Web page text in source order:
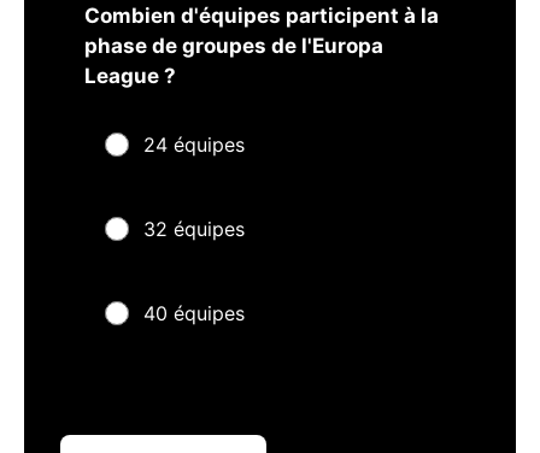
Combien d'équipes participent à la
phase de groupes de l'Europa
League ?
24 équipes
32 équipes
40 équipes